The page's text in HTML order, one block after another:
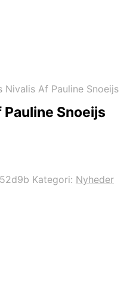
Nivalis Af Pauline Snoeijs
Snoeijs
Kategori: Nyheder